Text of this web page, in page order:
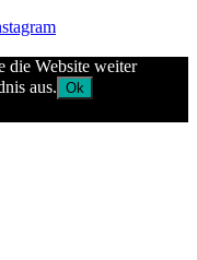
die Website weiter
aus. Ok